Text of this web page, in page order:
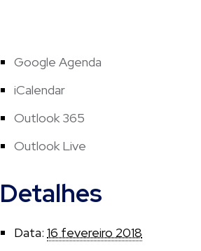
Google Agenda
iCalendar
Outlook 365
Outlook Live
Detalhes
Data: 16 fevereiro 2018